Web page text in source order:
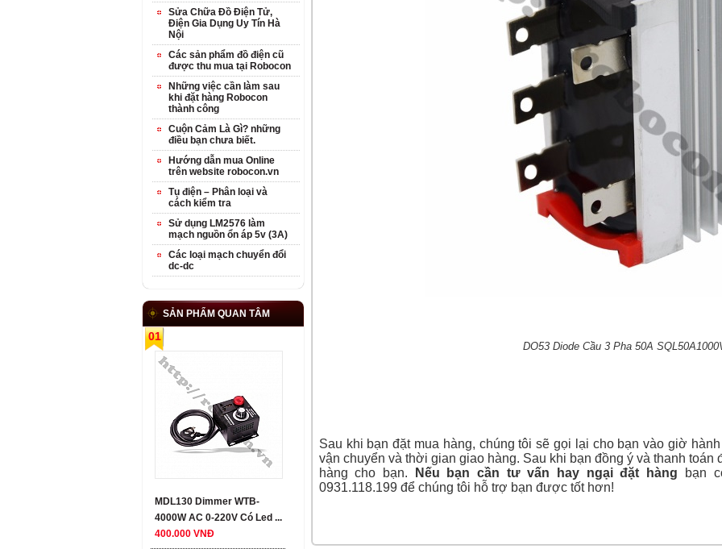
DO53 Diode Cầu 3 Pha 50A
Sau khi bạn đặt mua hàng, chúng tôi sẽ gọi lại cho bạn vào giờ
vận chuyển và thời gian giao hàng. Sau khi bạn đồng ý và thanh toán
hàng cho bạn.
Nếu bạn cần tư vấn hay ngại đặt hàng bạn
0931.118.199 để chúng tôi hỗ trợ bạn được tốt hơn!
Sửa Chữa Đồ Điện Tử,
Điện Gia Dụng Uy Tín Hà
Nội
Các sản phẩm đồ điện cũ
được thu mua tại Robocon
Những việc cần làm sau
khi đặt hàng Robocon
thành công
Cuộn Cảm Là Gì? những
điều bạn chưa biết.
Hướng dẫn mua Online
trên website robocon.vn
Tụ điện – Phân loại và
cách kiểm tra
Sử dụng LM2576 làm
mạch nguồn ổn áp 5v (3A)
Các loại mạch chuyển đổi
dc-dc
SẢN PHẨM QUAN TÂM
01
MDL130 Dimmer WTB-
4000W AC 0-220V Có Led ...
400.000 VNĐ